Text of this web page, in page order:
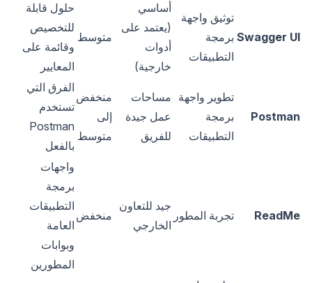
Swagger UI
توثيق واجهة
برمجة
التطبيقات
أساسي
(يعتمد على
أدوات
خارجية)
متوسط
حلول قابلة
للتخصيص
وقائمة على
المعايير
Postman
تطوير واجهة
برمجة
التطبيقات
مساحات
عمل جيدة
للفريق
منخفض
إلى
متوسط
الفرق التي
تستخدم
Postman
بالفعل
ReadMe تجربة المطور
جيد للتعاون
الخارجي
منخفض
واجهات
برمجة
التطبيقات
العامة
وبوابات
المطورين